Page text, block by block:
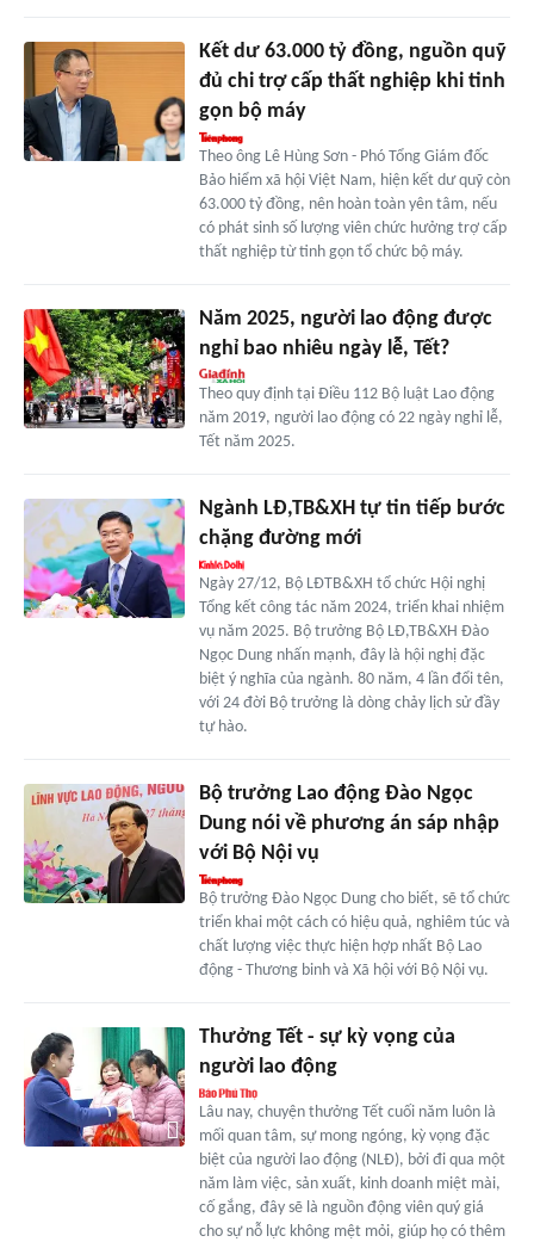
Kết dư 63.000 tỷ đồng, nguồn quỹ
đủ chi trợ cấp thất nghiệp khi tinh
gọn bộ máy
Theo ông Lê Hùng Sơn - Phó Tổng Giám đốc
Bảo hiểm xã hội Việt Nam, hiện kết dư quỹ còn
63.000 tỷ đồng, nên hoàn toàn yên tâm, nếu
có phát sinh số lượng viên chức hưởng trợ cấp
thất nghiệp từ tinh gọn tổ chức bộ máy.
Năm 2025, người lao động được
nghỉ bao nhiêu ngày lễ, Tết?
Theo quy định tại Điều 112 Bộ luật Lao động
năm 2019, người lao động có 22 ngày nghỉ lễ,
Tết năm 2025.
Ngành LĐ,TB&XH tự tin tiếp bước
chặng đường mới
Ngày 27/12, Bộ LĐTB&XH tổ chức Hội nghị
Tổng kết công tác năm 2024, triển khai nhiệm
vụ năm 2025. Bộ trưởng Bộ LĐ,TB&XH Đào
Ngọc Dung nhấn mạnh, đây là hội nghị đặc
biệt ý nghĩa của ngành. 80 năm, 4 lần đổi tên,
với 24 đời Bộ trưởng là dòng chảy lịch sử đầy
tự hào.
Bộ trưởng Lao động Đào Ngọc
Dung nói về phương án sáp nhập
với Bộ Nội vụ
Bộ trưởng Đào Ngọc Dung cho biết, sẽ tổ chức
triển khai một cách có hiệu quả, nghiêm túc và
chất lượng việc thực hiện hợp nhất Bộ Lao
động - Thương binh và Xã hội với Bộ Nội vụ.
Thưởng Tết - sự kỳ vọng của
người lao động
Lâu nay, chuyện thưởng Tết cuối năm luôn là
mối quan tâm, sự mong ngóng, kỳ vọng đặc
biệt của người lao động (NLĐ), bởi đi qua một
năm làm việc, sản xuất, kinh doanh miệt mài,
cố gắng, đây sẽ là nguồn động viên quý giá
cho sự nỗ lực không mệt mỏi, giúp họ có thêm